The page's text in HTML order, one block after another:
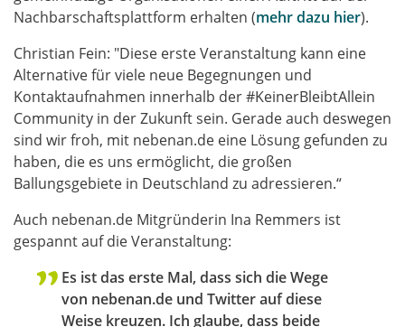
Nachbarschaftsplattform erhalten (mehr dazu hier).
Christian Fein: "Diese erste Veranstaltung kann eine
Alternative für viele neue Begegnungen und
Kontaktaufnahmen innerhalb der #KeinerBleibtAllein
Community in der Zukunft sein. Gerade auch deswegen
sind wir froh, mit nebenan.de eine Lösung gefunden zu
haben, die es uns ermöglicht, die großen
Ballungsgebiete in Deutschland zu adressieren.“
Auch nebenan.de Mitgründerin Ina Remmers ist
gespannt auf die Veranstaltung:
Es ist das erste Mal, dass sich die Wege
von nebenan.de und Twitter auf diese
Weise kreuzen. Ich glaube, dass beide